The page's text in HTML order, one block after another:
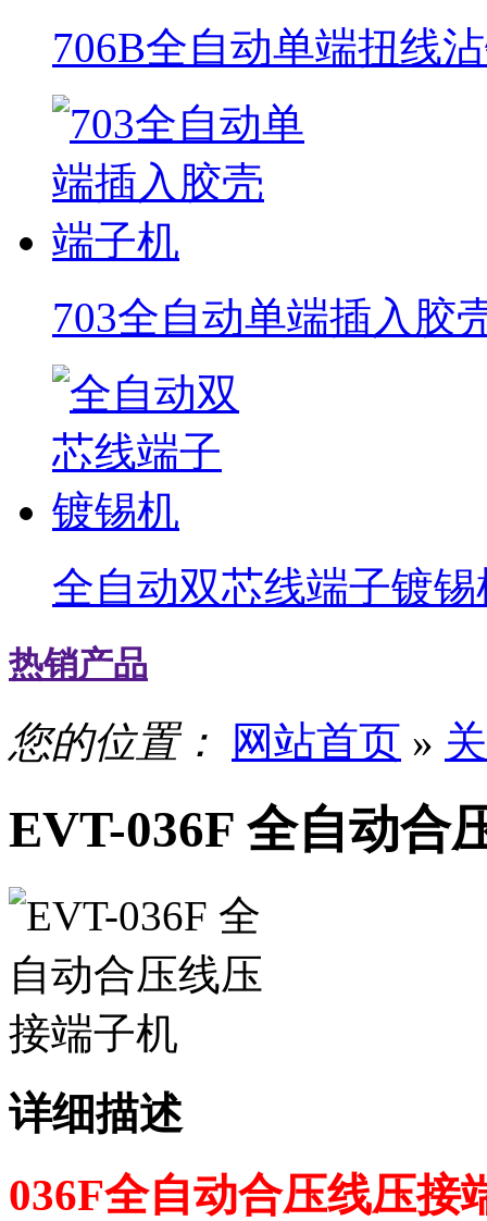
706B全自动单端扭线
703全自动单端插入胶
全自动双芯线端子镀锡
热销产品
您的位置： 网站首页 »
EVT-036F 全自动合
详细描述
036F全自动合压线压接